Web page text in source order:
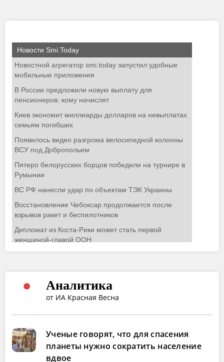
Аналитика
от ИА Красная Весна
Ученые говорят, что для спасения
планеты нужно сократить население
вдвое